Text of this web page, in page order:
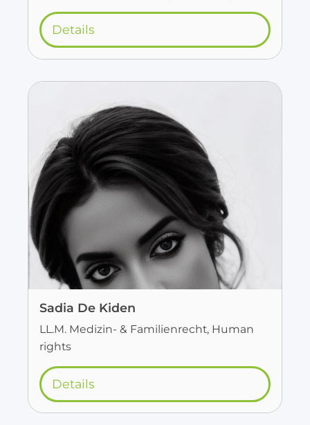
Details
Sadia De Kiden
LL.M. Medizin- & Familienrecht, Human
rights
Details